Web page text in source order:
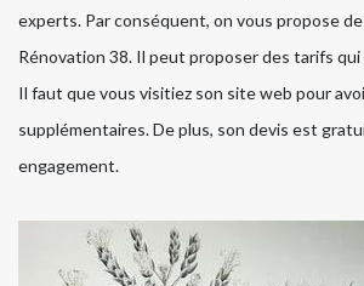
experts. Par conséquent, on vous propose
Rénovation 38. Il peut proposer des tarifs
Il faut que vous visitiez son site web pour
supplémentaires. De plus, son devis est
engagement.